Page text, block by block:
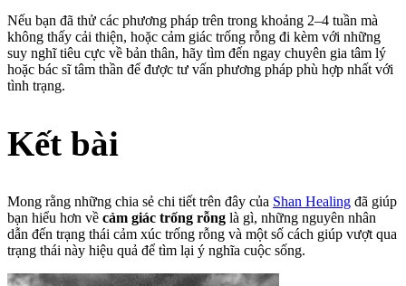
Nếu bạn đã thử các phương pháp trên trong khoảng 2–4 tuần mà
không thấy cải thiện, hoặc cảm giác trống rỗng đi kèm với những
suy nghĩ tiêu cực về bản thân, hãy tìm đến ngay chuyên gia tâm lý
hoặc bác sĩ tâm thần để được tư vấn phương pháp phù hợp nhất với
tình trạng.
Kết bài
Mong rằng những chia sẻ chi tiết trên đây của Shan Healing đã giúp
bạn hiểu hơn về cảm giác trống rỗng là gì, những nguyên nhân
dẫn đến trạng thái cảm xúc trống rỗng và một số cách giúp vượt qua
trạng thái này hiệu quả để tìm lại ý nghĩa cuộc sống.